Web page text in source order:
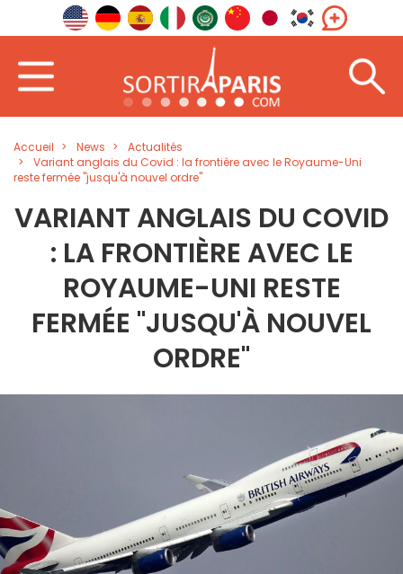
Accueil News
Actualités
Variant anglais du Covid : la frontière avec le Royaume-Uni
reste fermée "jusqu'à nouvel ordre"
VARIANT ANGLAIS DU COVID
: LA FRONTIÈRE AVEC LE
ROYAUME-UNI RESTE
FERMÉE "JUSQU'À NOUVEL
ORDRE"